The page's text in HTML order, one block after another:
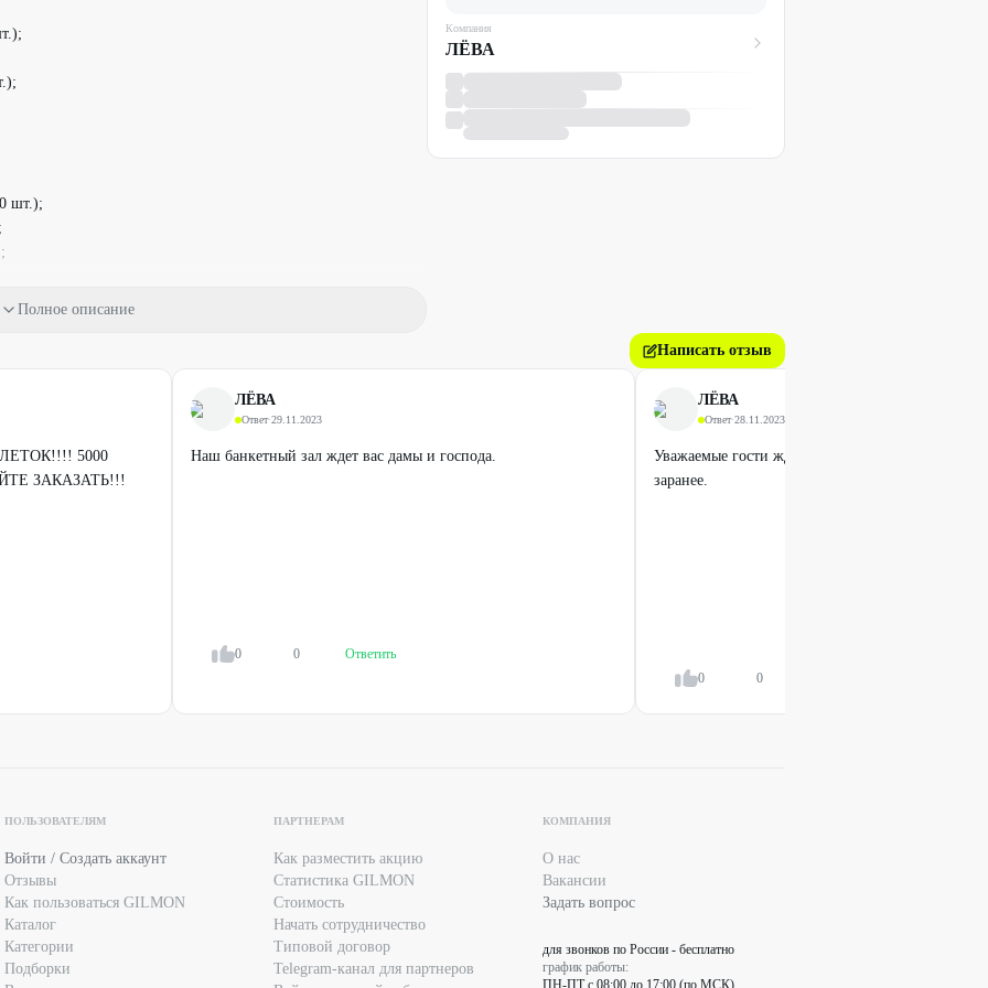
шт.);
количество раз.
столика по телефонам:
спецпредложения компании и не суммируется с
Полное описание
Компания
ЛЁВА
Написать отзыв
5000
ЗАКАЗАТЬ!!!
ЛЁВА
Ответ·29.11.2023
Наш банкетный зал ждет вас дамы и господа.
0 0 Ответить
ЛЁВА
Ответ·28.11.2023
Уважаемые гости ждем вас в гости. На декабрь
заранее.
0 0
ПОЛЬЗОВАТЕЛЯМ
Войти / Создать аккаунт
Отзывы
Как пользоваться GILMON
Каталог
Категории
Подборки
ПАРТНЕРАМ
Как разместить акцию
Статистика GILMON
Стоимость
Начать сотрудничество
Типовой договор
Telegram-канал для партнеров
КОМПАНИЯ
О нас
Вакансии
Задать вопрос
для звонков по России - бесплатно
график работы:
ПН-ПТ с 08:00 до 17:00 (по МСК)